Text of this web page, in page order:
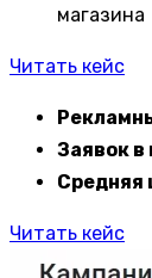
магазина
Читать кейс
Заявок в
Средняя
Читать кейс